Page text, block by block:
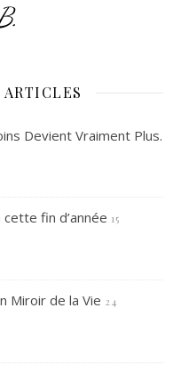
Devient Vraiment Plus.
fin d’année 15
Miroir de la Vie 24